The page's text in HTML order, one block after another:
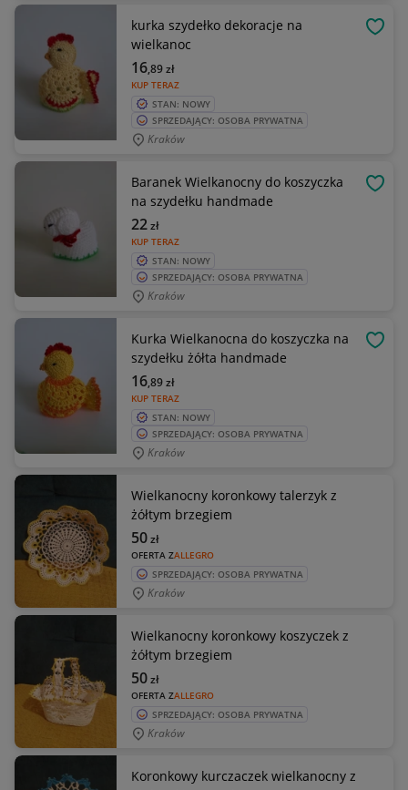
kurka szydełko dekoracje na
wielkanoc
KUP TERAZ
16,89zł
STAN: NOWY
SPRZEDAJĄCY: OSOBA PRYWATNA
Kraków
Baranek Wielkanocny do koszyczka
na szydełku handmade
KUP TERAZ
22zł
STAN: NOWY
SPRZEDAJĄCY: OSOBA PRYWATNA
Kraków
Kurka Wielkanocna do koszyczka na
szydełku żółta handmade
KUP TERAZ
16,89zł
STAN: NOWY
SPRZEDAJĄCY: OSOBA PRYWATNA
Kraków
Wielkanocny koronkowy talerzyk z
żółtym brzegiem
OFERTA ZALLEGRO
50zł
SPRZEDAJĄCY: OSOBA PRYWATNA
Kraków
Wielkanocny koronkowy koszyczek z
żółtym brzegiem
OFERTA ZALLEGRO
50zł
SPRZEDAJĄCY: OSOBA PRYWATNA
Kraków
Koronkowy kurczaczek wielkanocny z